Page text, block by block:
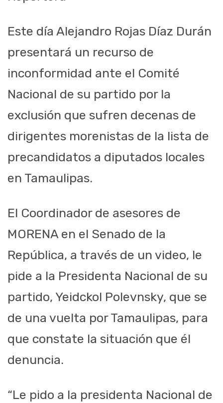
Este día Alejandro Rojas Díaz Durán
presentará un recurso de
inconformidad ante el Comité
Nacional de su partido por la
exclusión que sufren decenas de
dirigentes morenistas de la lista de
precandidatos a diputados locales
en Tamaulipas.
El Coordinador de asesores de
MORENA en el Senado de la
República, a través de un video, le
pide a la Presidenta Nacional de su
partido, Yeidckol Polevnsky, que se
de una vuelta por Tamaulipas, para
que constate la situación que él
denuncia.
“Le pido a la presidenta Nacional de